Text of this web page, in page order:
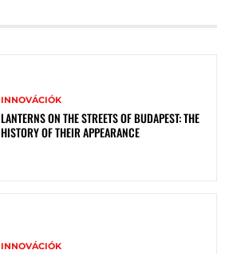
INNOVÁCIÓK
LANTERNS ON THE STREETS OF BUDAPEST: THE
HISTORY OF THEIR APPEARANCE
INNOVÁCIÓK